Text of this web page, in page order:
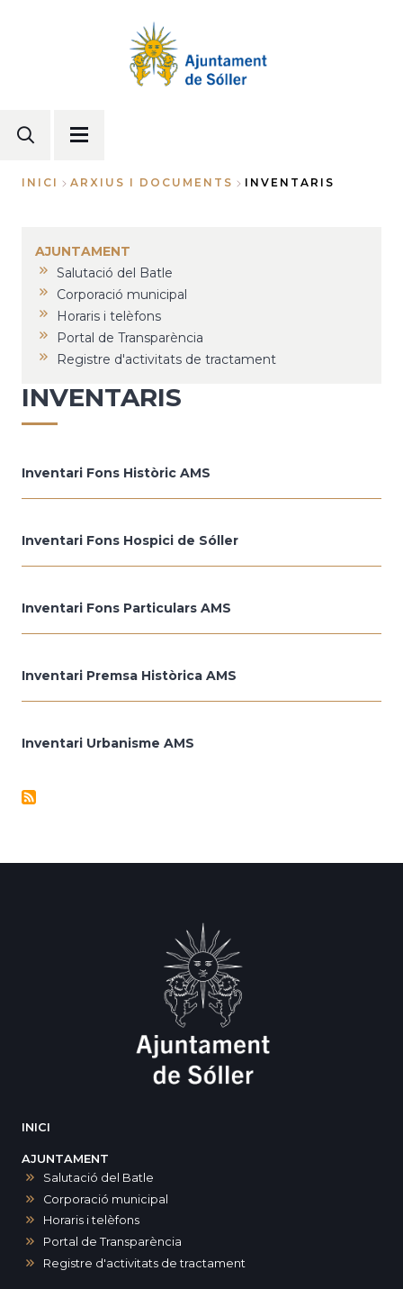
d'Ariadna
INICI ARXIUS I DOCUMENTS INVENTARIS
AJUNTAMENT
Salutació del Batle
Corporació municipal
Horaris i telèfons
Portal de Transparència
Registre d'activitats de tractament
INVENTARIS
Inventari Fons Històric AMS
Inventari Fons Hospici de Sóller
Inventari Fons Particulars AMS
Inventari Premsa Històrica AMS
Inventari Urbanisme AMS
INICI
AJUNTAMENT
Salutació del Batle
Corporació municipal
Horaris i telèfons
Portal de Transparència
Registre d'activitats de tractament